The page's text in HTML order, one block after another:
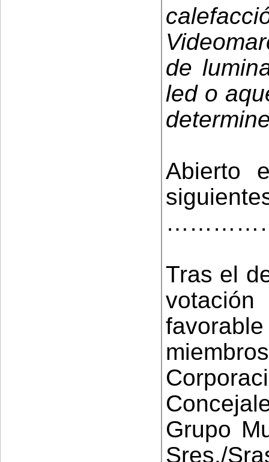
de
led o
Abierto
Tras el
Grupo
Sres./